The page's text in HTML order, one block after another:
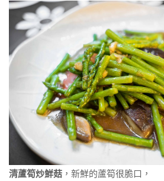
清蘆筍炒鮮菇 ，新鮮的蘆筍很脆口，